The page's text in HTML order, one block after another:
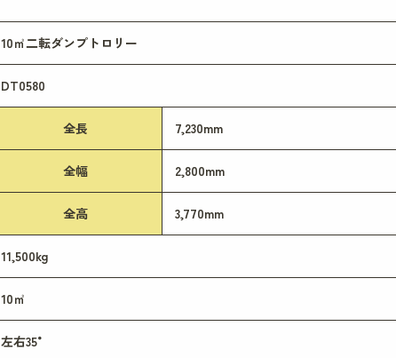
10㎥二転ダンプトロリー
DT0580
全長 7,230mm
全幅 2,800mm
全高 3,770mm
11,500kg
10㎥
左右35°